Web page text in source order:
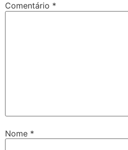
Comentário *
Nome *